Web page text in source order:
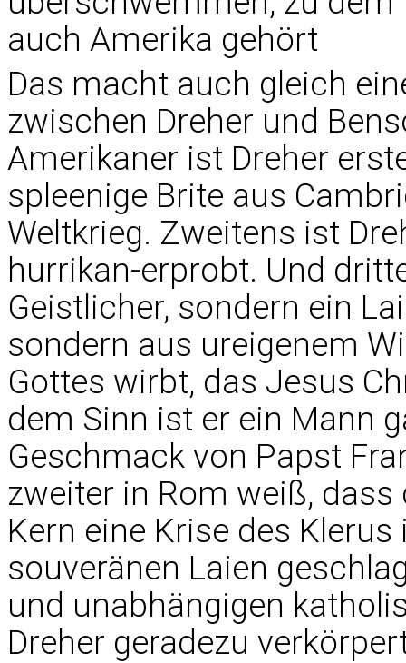
auch Amerika gehört
Das macht auch gleich
zwischen Dreher und
Amerikaner ist Dreher
spleenige Brite aus
Weltkrieg. Zweitens ist
hurrikan-erprobt. Und
Geistlicher, sondern ein
sondern aus ureigenem
Gottes wirbt, das Jesus
dem Sinn ist er ein Mann
Geschmack von Papst
zweiter in Rom weiß,
Kern eine Krise des
souveränen Laien
und unabhängigen
Dreher geradezu